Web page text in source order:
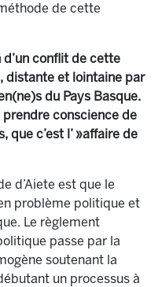
de cette
conflit de cette
distante et lointaine par
du Pays Basque.
prendre conscience de
que c’est l’ »affaire de
d’Aiete est que le
problème politique et
Le règlement
passe par la
soutenant la
un processus à